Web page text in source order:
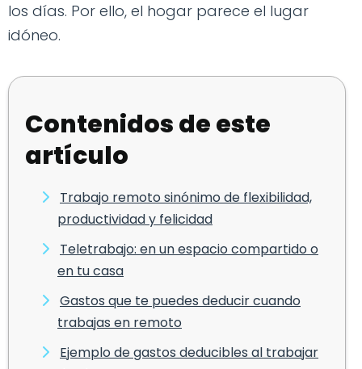
los días. Por ello, el hogar parece el lugar
idóneo.
Contenidos de este
artículo
Trabajo remoto sinónimo de flexibilidad,
productividad y felicidad
Teletrabajo: en un espacio compartido o
en tu casa
Gastos que te puedes deducir cuando
trabajas en remoto
Ejemplo de gastos deducibles al trabajar